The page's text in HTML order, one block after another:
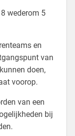
wederom 5
en
van
doen,
voorop.
van een
bij